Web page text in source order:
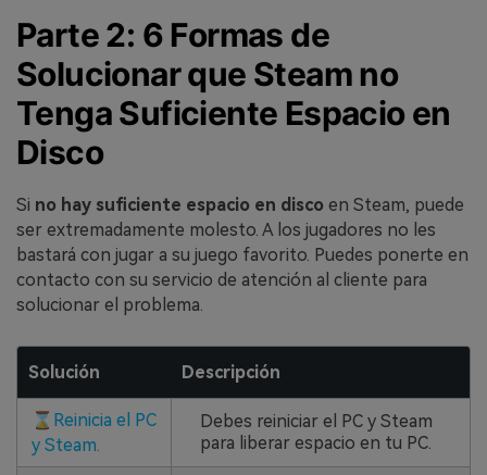
Parte 2: 6 Formas de
Solucionar que Steam no
Tenga Suficiente Espacio en
Disco
Si no hay suficiente espacio en disco en Steam, puede
ser extremadamente molesto. A los jugadores no les
bastará con jugar a su juego favorito. Puedes ponerte en
contacto con su servicio de atención al cliente para
solucionar el problema.
Solución Descripción
⌛ Reinicia el PC
y Steam.
Debes reiniciar el PC y Steam
para liberar espacio en tu PC.